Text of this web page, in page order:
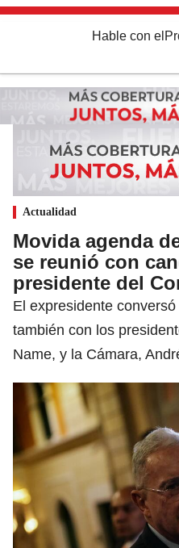
Hable con el
Actualidad
Movida agenda
se reunió con
presidente del
El expresidente
también con los
Name, y la Cámara,